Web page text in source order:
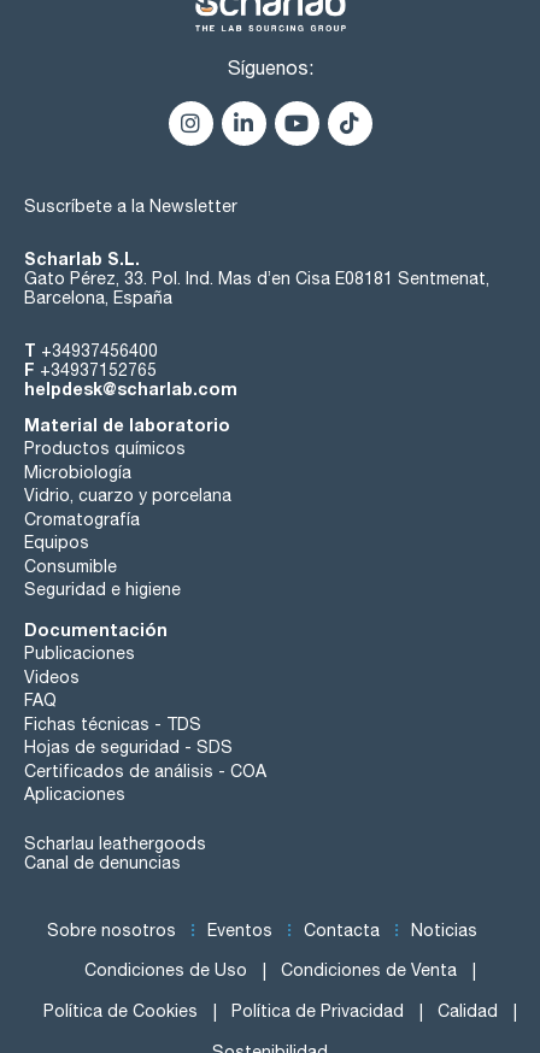
Síguenos:
Suscríbete a la Newsletter
Scharlab S.L.
Gato Pérez, 33. Pol. Ind. Mas d’en Cisa E08181 Sentmenat,
Barcelona, España
T +34937456400
F +34937152765
helpdesk@scharlab.com
Material de laboratorio
Productos químicos
Microbiología
Vidrio, cuarzo y porcelana
Cromatografía
Equipos
Consumible
Seguridad e higiene
Documentación
Publicaciones
Videos
FAQ
Fichas técnicas - TDS
Hojas de seguridad - SDS
Certificados de análisis - COA
Aplicaciones
Scharlau leathergoods
Canal de denuncias
Sobre nosotros Eventos Contacta Noticias
Condiciones de Uso Condiciones de Venta
Política de Cookies Política de Privacidad Calidad